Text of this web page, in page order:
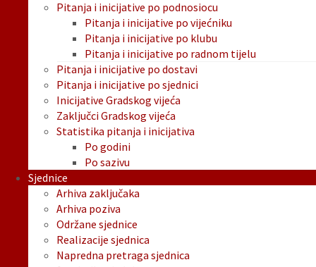
Pitanja i inicijative po podnosiocu
Pitanja i inicijative po vijećniku
Pitanja i inicijative po klubu
Pitanja i inicijative po radnom tijelu
Pitanja i inicijative po dostavi
Pitanja i inicijative po sjednici
Inicijative Gradskog vijeća
Zaključci Gradskog vijeća
Statistika pitanja i inicijativa
Po godini
Po sazivu
Sjednice
Arhiva zaključaka
Arhiva poziva
Održane sjednice
Realizacije sjednica
Napredna pretraga sjednica